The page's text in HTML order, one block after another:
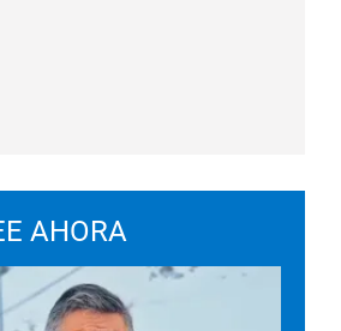
AHORA